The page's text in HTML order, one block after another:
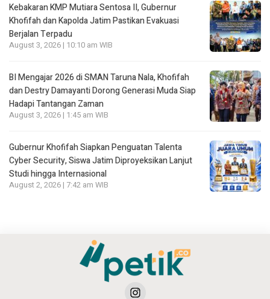
Kebakaran KMP Mutiara Sentosa II, Gubernur
Khofifah dan Kapolda Jatim Pastikan Evakuasi
Berjalan Terpadu
August 3, 2026 | 10:10 am WIB
BI Mengajar 2026 di SMAN Taruna Nala, Khofifah
dan Destry Damayanti Dorong Generasi Muda Siap
Hadapi Tantangan Zaman
August 3, 2026 | 1:45 am WIB
Gubernur Khofifah Siapkan Penguatan Talenta
Cyber Security, Siswa Jatim Diproyeksikan Lanjut
Studi hingga Internasional
August 2, 2026 | 7:42 am WIB